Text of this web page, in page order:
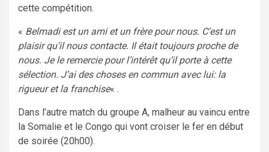
cette compétition.
« Belmadi est un ami et un frère pour nous. C’est un
plaisir qu’il nous contacte. Il était toujours proche de
nous. Je le remercie pour l’intérêt qu’il porte à cette
sélection. J’ai des choses en commun avec lui: la
rigueur et la franchise« .
Dans l’autre match du groupe A, malheur au vaincu entre
la Somalie et le Congo qui vont croiser le fer en début
de soirée (20h00).